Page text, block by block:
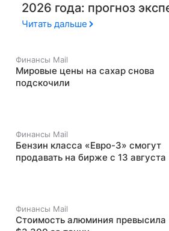
2026 года: прогноз
Читать дальше
Финансы Mail
Мировые цены на сахар снова
подскочили
Финансы Mail
Бензин класса «Евро-3» смогут
продавать на бирже с 13 августа
Финансы Mail
Стоимость алюминия превысила